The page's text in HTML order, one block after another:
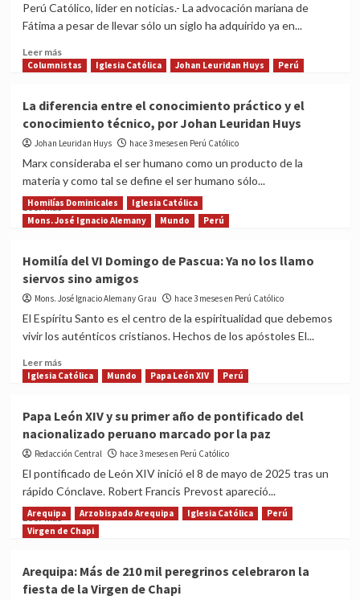
Perú Católico, líder en noticias.- La advocación mariana de
Fátima a pesar de llevar sólo un siglo ha adquirido ya en...
Leer másRead
more
Santísima
Virgen
de
Fátima
el
Perú!
Columnistas Iglesia Católica Johan Leuridan Huys Perú
La diferencia entre el conocimiento práctico y el
conocimiento técnico, por Johan Leuridan Huys
Johan Leuridan Huys hace 3 meses en Perú Católico
Marx consideraba el ser humano como un producto de la
materia y como tal se define el ser humano sólo...
Leer másRead
more
diferencia
entre
el
conocimiento
y
conocimiento
Johan
Leuridan
Huys
Homilías Dominicales
Iglesia Católica
Mons. José Ignacio Alemany
Mundo Perú
Homilía del VI Domingo de Pascua: Ya no los llamo
siervos sino amigos
Mons. José Ignacio Alemany Grau hace 3 meses en Perú Católico
El Espíritu Santo es el centro de la espiritualidad que debemos
vivir los auténticos cristianos. Hechos de los apóstoles El...
Leer másRead
more
del
VI
Domingo
de
Ya
no
los
sino
amigos
Iglesia Católica Mundo Papa León XIV Perú
Papa León XIV y su primer año de pontificado del
nacionalizado peruano marcado por la paz
Redacción Central hace 3 meses en Perú Católico
El pontificado de León XIV inició el 8 de mayo de 2025 tras un
rápido Cónclave. Robert Francis Prevost apareció...
Leer másRead
more
León
XIV
Arequipa Arzobispado Arequipa Iglesia Católica
Perú
Virgen de Chapi
Arequipa: Más de 210 mil peregrinos celebraron la
fiesta de la Virgen de Chapi